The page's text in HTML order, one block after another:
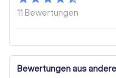
11 Bewertungen
Bewertungen aus